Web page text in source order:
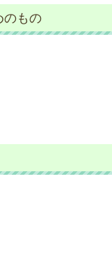
のもの